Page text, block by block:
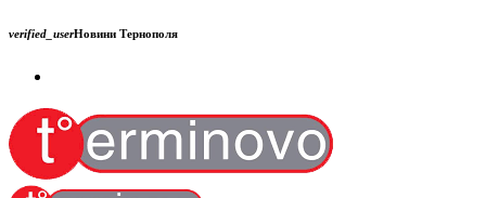
verified_userНовини Тернополя